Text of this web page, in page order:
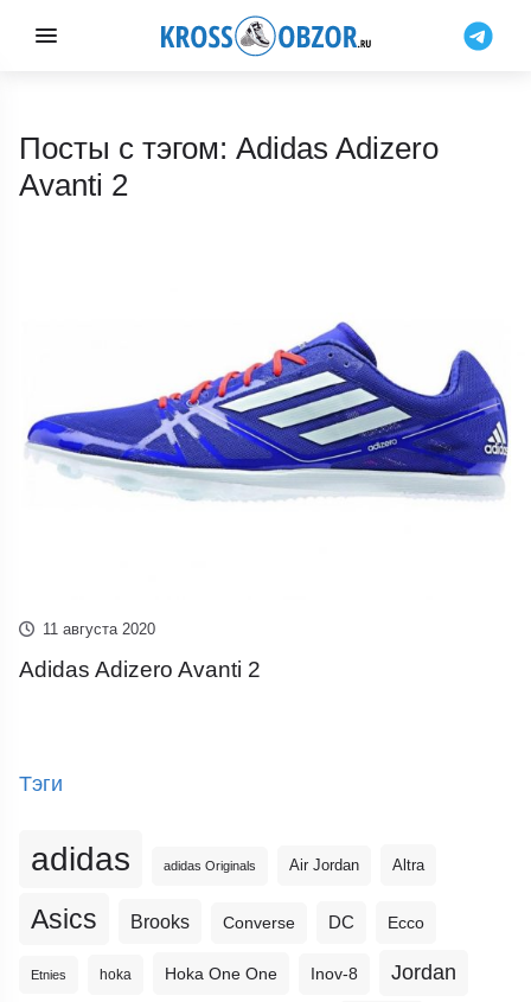
Посты с тэгом: Adidas Adizero
Avanti 2
11 августа 2020
Adidas Adizero Avanti 2
Тэги
adidas adidas Originals Air Jordan Altra
Asics Brooks Converse DC Ecco
Etnies hoka Hoka One One Inov-8 Jordan